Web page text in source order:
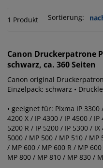
1 Produkt Sortierung:
Canon Druckerpatrone
schwarz, ca. 360 Seiten
Canon original
Einzelpack: schwarz •
• geeignet für: Pixma IP 3300
4200 X / IP 4300 / IP 4500 /
5200 R / IP 5200 / IP 5300 /
5000 / MP 500 / MP 510 / MP
/ MP 600 / MP 600 R / MP
MP 800 / MP 810 / MP 830 /